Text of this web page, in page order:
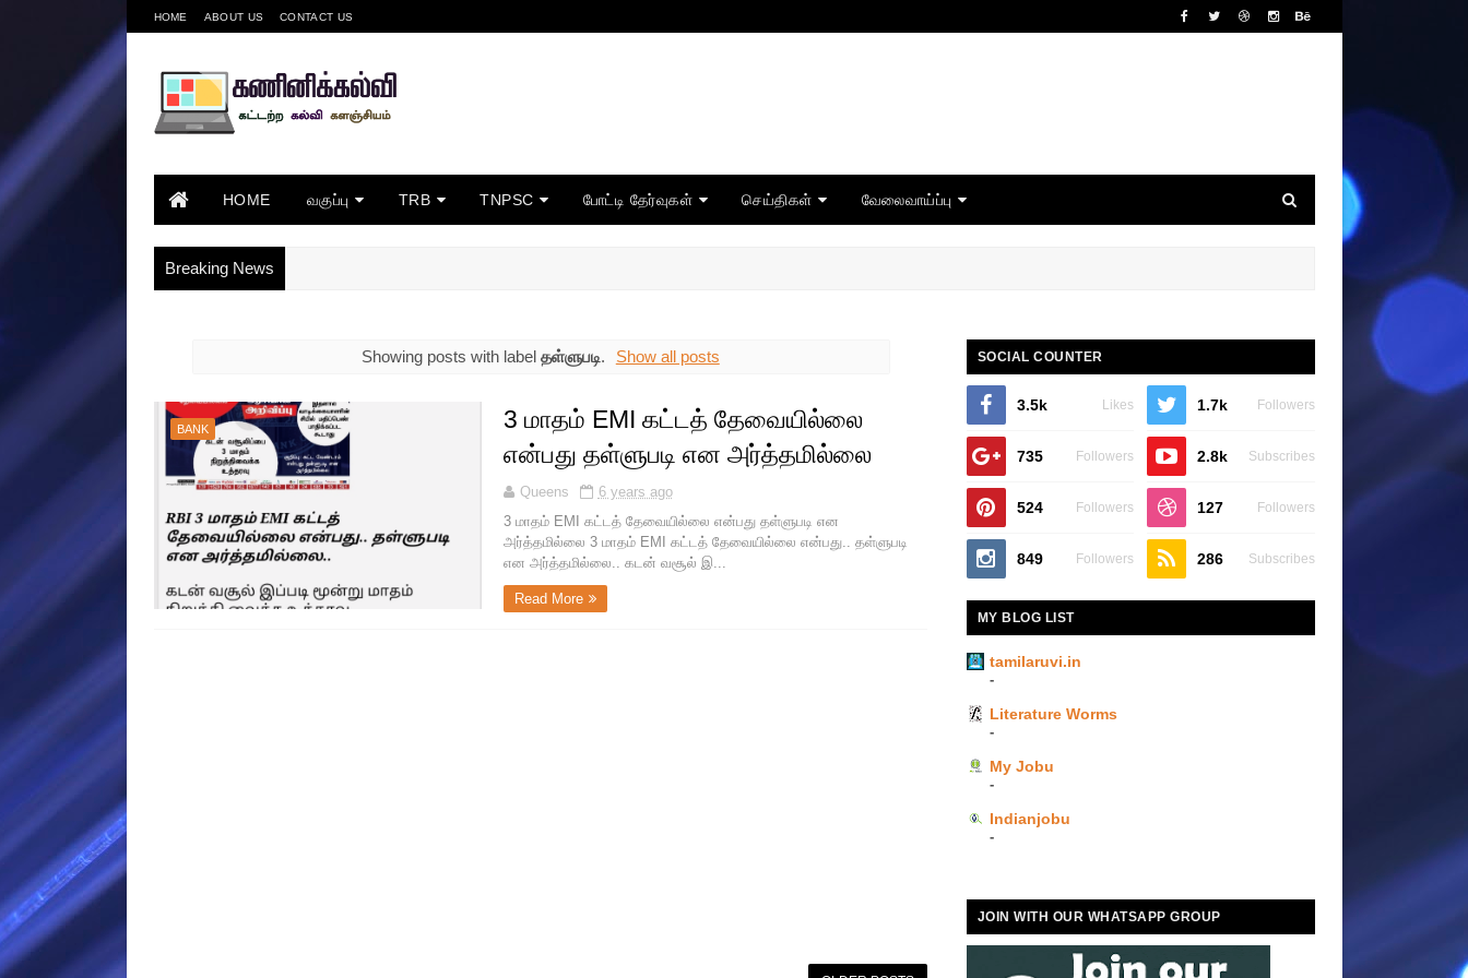
HOME ABOUT US CONTACT US
HOME வகுப்பு TRB TNPSC போட்டி தேர்வுகள் செய்திகள் வேலைவாய்ப்பு
Breaking News
Showing posts with label தள்ளுபடி. Show all posts
BANK
3 மாதம் EMI கட்டத் தேவையில்லை
என்பது தள்ளுபடி என அர்த்தமில்லை
Queens
6 years ago
3 மாதம் EMI கட்டத் தேவையில்லை என்பது தள்ளுபடி என
அர்த்தமில்லை 3 மாதம் EMI கட்டத் தேவையில்லை என்பது.. தள்ளுபடி
என அர்த்தமில்லை.. கடன் வசூல் இ...
Read More
SOCIAL COUNTER
3.5k Likes 1.7k Followers
735 Followers 2.8k Subscribes
524 Followers 127 Followers
849 Followers 286 Subscribes
MY BLOG LIST
tamilaruvi.in
-
Literature Worms
-
My Jobu
-
Indianjobu
-
JOIN WITH OUR WHATSAPP GROUP